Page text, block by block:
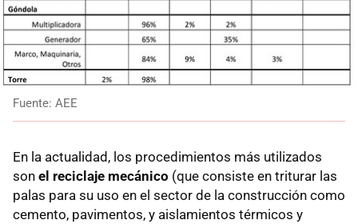
Fuente: AEE
En la actualidad, los procedimientos más utilizados
son el reciclaje mecánico (que consiste en triturar las
palas para su uso en el sector de la construcción como
cemento, pavimentos, y aislamientos térmicos y